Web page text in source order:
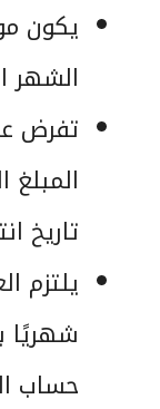
يكون
الشهر
تاريخ
يلتزم
شهريًا
حساب